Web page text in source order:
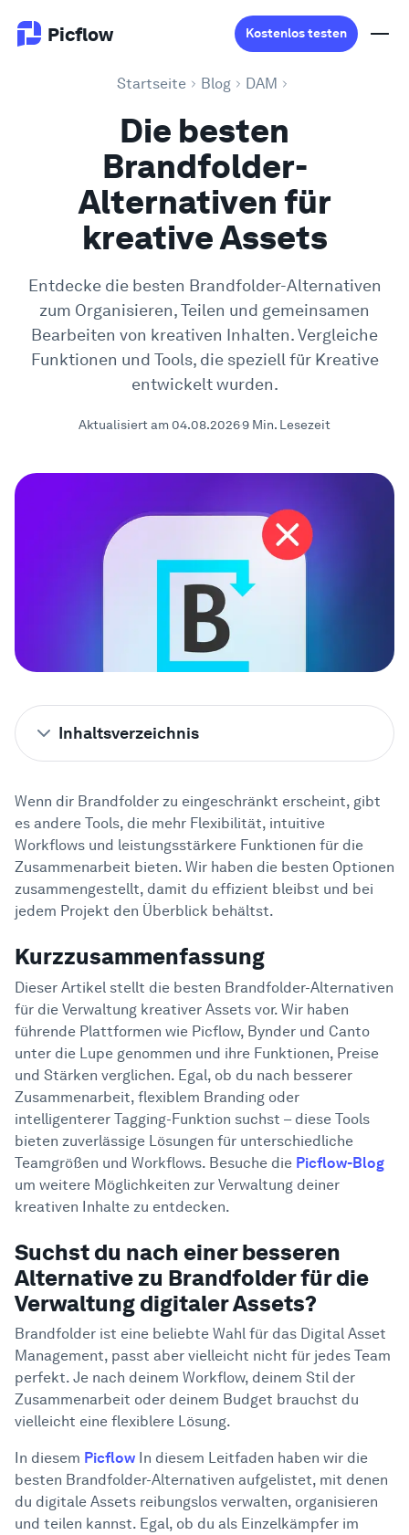
Picflow Kostenlos testen
Online Proofing
Kundengalerie
Kreativer Workflow
Preise
Sicherheit
Kundenstimmen
Hilfe-Center
Startseite Blog DAM
Die besten
Brandfolder-
Alternativen für
kreative Assets
Entdecke die besten Brandfolder-Alternativen
zum Organisieren, Teilen und gemeinsamen
Bearbeiten von kreativen Inhalten. Vergleiche
Funktionen und Tools, die speziell für Kreative
entwickelt wurden.
Aktualisiert am 04.08.20269 Min. Lesezeit
Inhaltsverzeichnis
2
Suchst du nach einer besseren
Alternative zu Brandfolder für die
Verwaltung digitaler Assets?
Warum solltest du auf uns hören?
4 Was ist Brandfolder?
Brandfolder in Betracht ziehen?
6 Die besten Alternativen zu Brandfolder
1. Picflow
2. Bynder
3. Canto
4. Filecamp
5. MediaValet
6. Frontify
7. Aprimo
7
Worauf du bei der Auswahl einer
Alternative achten solltest
Benutzerfreundlichkeit und Einarbeitung
Anpassungsmöglichkeiten und Kontrolle über
das Branding
Tools für Zusammenarbeit und Überprüfung
Skalierbarkeit und Benutzerzugriff
Such- und Tagging-Funktionen
8
Hol dir mit Picflow die perfekte
Alternative zu Brandfolder
Wenn dir Brandfolder zu eingeschränkt erscheint, gibt
es andere Tools, die mehr Flexibilität, intuitive
Workflows und leistungsstärkere Funktionen für die
Zusammenarbeit bieten. Wir haben die besten Optionen
zusammengestellt, damit du effizient bleibst und bei
jedem Projekt den Überblick behältst.
Kurzzusammenfassung
Dieser Artikel stellt die besten Brandfolder-Alternativen
für die Verwaltung kreativer Assets vor. Wir haben
führende Plattformen wie Picflow, Bynder und Canto
unter die Lupe genommen und ihre Funktionen, Preise
und Stärken verglichen. Egal, ob du nach besserer
Zusammenarbeit, flexiblem Branding oder
intelligenterer Tagging-Funktion suchst – diese Tools
bieten zuverlässige Lösungen für unterschiedliche
Teamgrößen und Workflows. Besuche die Picflow-Blog
um weitere Möglichkeiten zur Verwaltung deiner
kreativen Inhalte zu entdecken.
Suchst du nach einer besseren
Alternative zu Brandfolder für die
Verwaltung digitaler Assets?
Brandfolder ist eine beliebte Wahl für das Digital Asset
Management, passt aber vielleicht nicht für jedes Team
perfekt. Je nach deinem Workflow, deinem Stil der
Zusammenarbeit oder deinem Budget brauchst du
vielleicht eine flexiblere Lösung.
In diesem Picflow In diesem Leitfaden haben wir die
besten Brandfolder-Alternativen aufgelistet, mit denen
du digitale Assets reibungslos verwalten, organisieren
und teilen kannst. Egal, ob du als Einzelkämpfer im